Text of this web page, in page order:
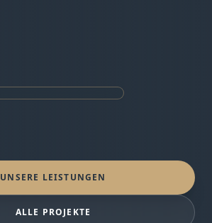
UNSERE LEISTUNGEN
ALLE PROJEKTE